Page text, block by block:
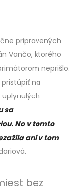
pripravených
Vančo, ktorého
neprišlo.
na
sa
No v tomto
ani v tom
bez